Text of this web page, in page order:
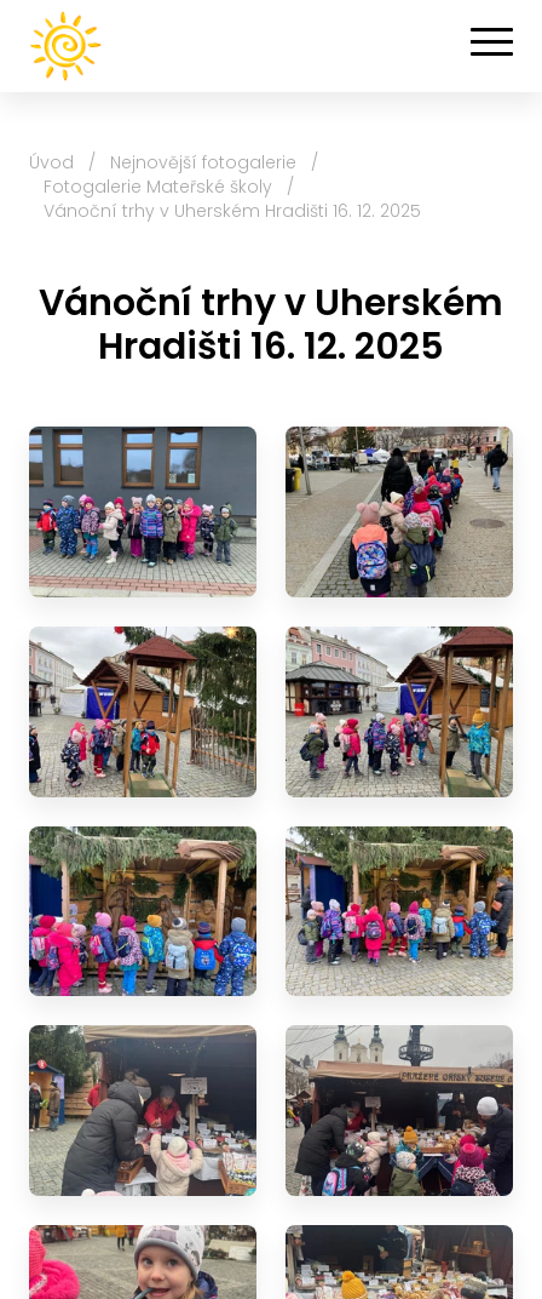
Úvod / Nejnovější fotogalerie
/
Fotogalerie Mateřské školy
/
Vánoční trhy v Uherském Hradišti 16. 12. 2025
Vánoční trhy v Uherském
Hradišti 16. 12. 2025